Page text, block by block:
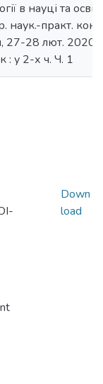
в науці та
наук.-практ.
27-28 лют. 2020
: у 2-х ч. Ч. 1
Down
load